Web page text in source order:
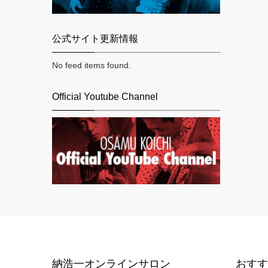
公式サイト更新情報
No feed items found.
Official Youtube Channel
納浩一オンラインサロン おす